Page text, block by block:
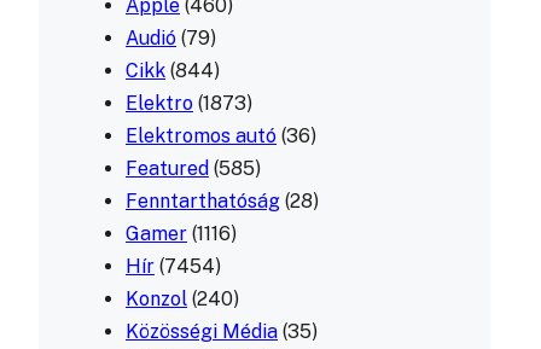
Apple (460)
Audió (79)
Cikk (844)
Elektro (1873)
Elektromos autó (36)
Featured (585)
Fenntarthatóság (28)
Gamer (1116)
Hír (7454)
Konzol (240)
Közösségi Média (35)